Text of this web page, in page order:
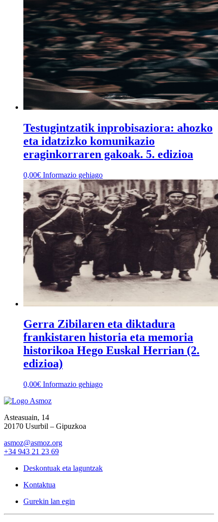
Testugintzatik inprobisaziora: ahozko
eta idatzizko komunikazio
eraginkorraren gakoak. 5. edizioa
0,00€ Informazio gehiago
Gerra Zibilaren eta diktadura
frankistaren historia eta memoria
historikoa Hego Euskal Herrian (2.
edizioa)
0,00€ Informazio gehiago
Asteasuain, 14
20170 Usurbil – Gipuzkoa
asmoz@asmoz.org
+34 943 21 23 69
Deskontuak eta laguntzak
Kontaktua
Gurekin lan egin